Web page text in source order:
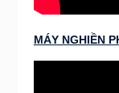
MÁY NGHIỀN